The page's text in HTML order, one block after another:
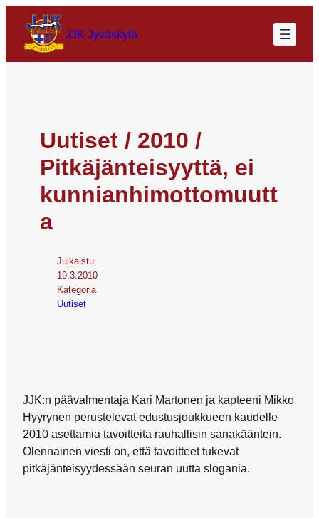
JJK Jyväskylä
Uutiset / 2010 /
Pitkäjänteisyyttä, ei
kunnianhimottomuutt
a
Julkaistu
19.3.2010
Kategoria
Uutiset
JJK:n päävalmentaja Kari Martonen ja kapteeni Mikko
Hyyrynen perustelevat edustusjoukkueen kaudelle
2010 asettamia tavoitteita rauhallisin sanakääntein.
Olennainen viesti on, että tavoitteet tukevat
pitkäjänteisyydessään seuran uutta slogania.